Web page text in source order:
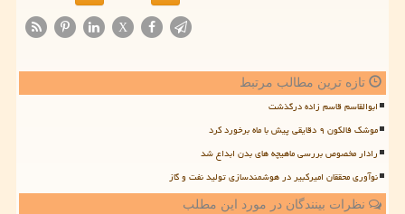
X
تازه ترین مطالب مرتبط
ابوالقاسم قاسم زاده درگذشت
موشک فالکون ۹ دقایقی پیش با ماه برخورد کرد
رادار مخصوص بررسی ماهیچه های بدن ابداع شد
نوآوری محققان امیرکبیر در هوشمندسازی تولید نفت و گاز
نظرات بینندگان در مورد این مطلب